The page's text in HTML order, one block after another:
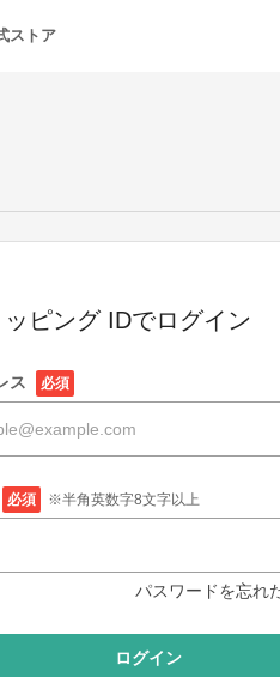
ストア
ピング IDでログイン
ス 必須
必須 ※半角英数字8文字以上
パスワードを忘れ
ログイン